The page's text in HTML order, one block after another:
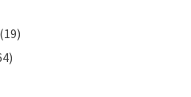
(19)